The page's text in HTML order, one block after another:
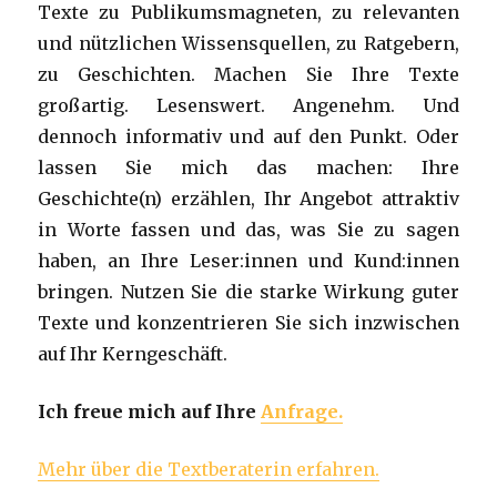
Texte zu Publikumsmagneten, zu relevanten
und nützlichen Wissensquellen, zu Ratgebern,
zu Geschichten. Machen Sie Ihre Texte
großartig. Lesenswert. Angenehm. Und
dennoch informativ und auf den Punkt. Oder
lassen Sie mich das machen: Ihre
Geschichte(n) erzählen, Ihr Angebot attraktiv
in Worte fassen und das, was Sie zu sagen
haben, an Ihre Leser:innen und Kund:innen
bringen. Nutzen Sie die starke Wirkung guter
Texte und konzentrieren Sie sich inzwischen
auf Ihr Kerngeschäft.
Ich freue mich auf Ihre Anfrage.
Mehr über die Textberaterin erfahren.